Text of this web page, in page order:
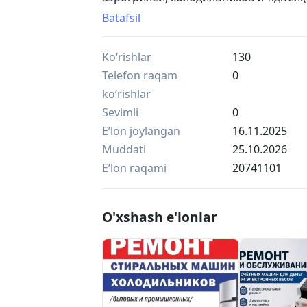
гарантией.Работаем по всему
Batafsil
Ko‘rishlar
130
Telefon raqam
ko‘rishlar
0
Sevimli
0
Eʼlon joylangan
16.11.2025
Muddati
25.10.2026
Eʼlon raqami
20741101
O'xshash e'lonlar